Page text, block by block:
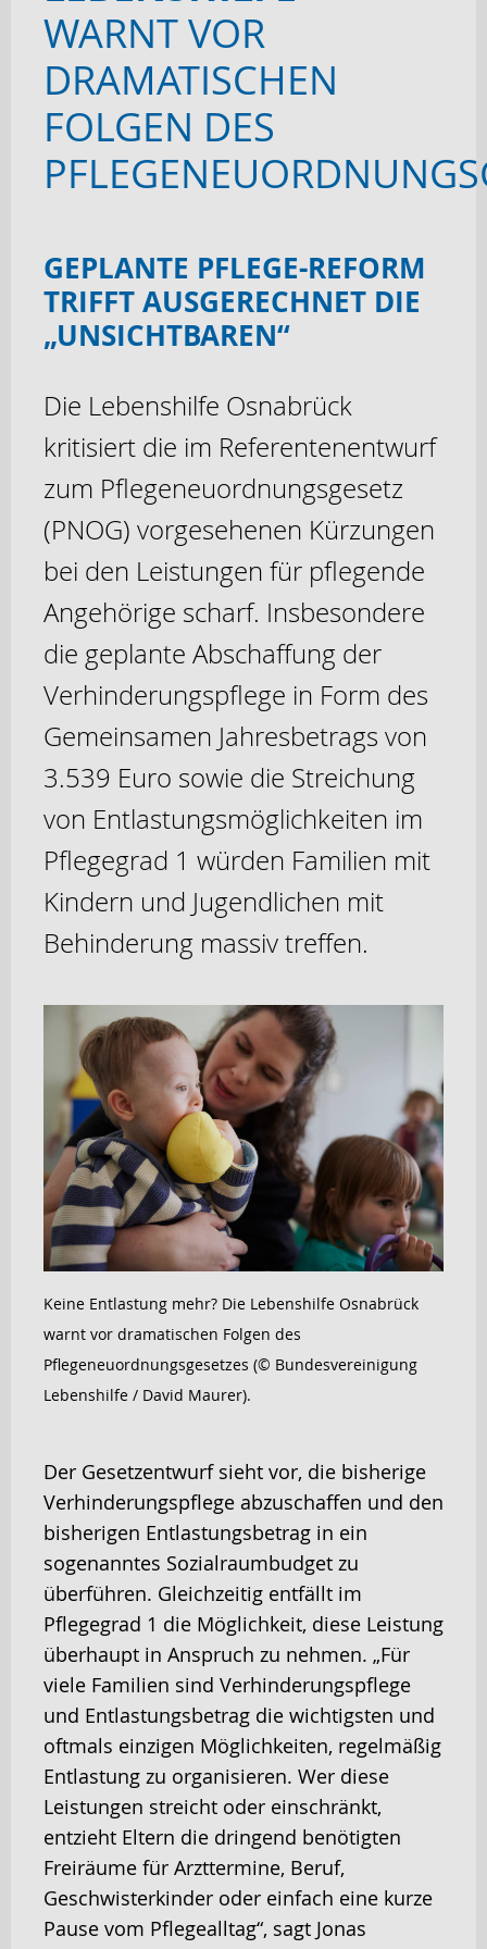
WARNT VOR
DRAMATISCHEN
FOLGEN DES
GEPLANTE PFLEGE-REFORM
TRIFFT AUSGERECHNET DIE
„UNSICHTBAREN“
Die Lebenshilfe Osnabrück
kritisiert die im Referentenentwurf
zum Pflegeneuordnungsgesetz
(PNOG) vorgesehenen Kürzungen
bei den Leistungen für pflegende
Angehörige scharf. Insbesondere
die geplante Abschaffung der
Verhinderungspflege in Form des
Gemeinsamen Jahresbetrags von
3.539 Euro sowie die Streichung
von Entlastungsmöglichkeiten im
Pflegegrad 1 würden Familien mit
Kindern und Jugendlichen mit
Behinderung massiv treffen.
Keine Entlastung mehr? Die Lebenshilfe Osnabrück
warnt vor dramatischen Folgen des
Pflegeneuordnungsgesetzes (© Bundesvereinigung
Lebenshilfe / David Maurer).
Der Gesetzentwurf sieht vor, die bisherige
Verhinderungspflege abzuschaffen und den
bisherigen Entlastungsbetrag in ein
sogenanntes Sozialraumbudget zu
überführen. Gleichzeitig entfällt im
Pflegegrad 1 die Möglichkeit, diese Leistung
überhaupt in Anspruch zu nehmen. „Für
viele Familien sind Verhinderungspflege
und Entlastungsbetrag die wichtigsten und
oftmals einzigen Möglichkeiten, regelmäßig
Entlastung zu organisieren. Wer diese
Leistungen streicht oder einschränkt,
entzieht Eltern die dringend benötigten
Freiräume für Arzttermine, Beruf,
Geschwisterkinder oder einfach eine kurze
Pause vom Pflegealltag“, sagt Jonas